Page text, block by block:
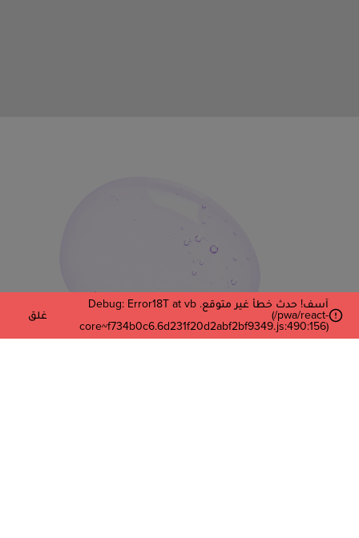
آسف! حدث خطأ غير متوقع. Debug: Error18T at vb
(/pwa/react-
core~f734b0c6.6d231f20d2abf2bf9349.js:490:156)
غلق